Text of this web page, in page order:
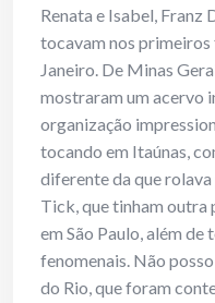
Renata e Isabel, Franz
tocavam nos
Janeiro. De Minas
mostraram um acervo
organização
tocando em Itaúnas,
diferente da que rolava
Tick, que tinham outra
em São Paulo, além de
fenomenais. Não
do Rio, que foram